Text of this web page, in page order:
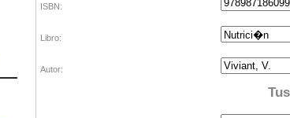
ISBN:
Libro:
Autor: